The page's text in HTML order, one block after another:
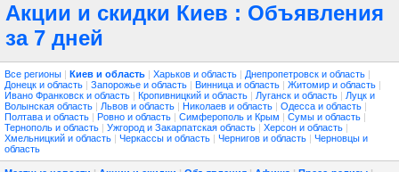
Акции и скидки Киев : Объявления
за 7 дней
Все регионы | Киев и область | Харьков и область | Днепропетровск и область |
Донецк и область | Запорожье и область | Винница и область | Житомир и область |
Ивано Франковск и область | Кропивницкий и область | Луганск и область | Луцк и
Волынская область | Львов и область | Николаев и область | Одесса и область |
Полтава и область | Ровно и область | Симферополь и Крым | Сумы и область |
Тернополь и область | Ужгород и Закарпатская область | Херсон и область |
Хмельницкий и область | Черкассы и область | Чернигов и область | Черновцы и
область